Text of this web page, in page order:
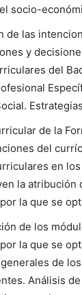
socio-
de las
y
del
de la
del
en
la atribución
la que se
de los
la que se
de
Análisis